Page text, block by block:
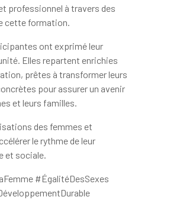
professionnel à travers des
cette formation.
ont exprimé leur
Elles repartent enrichies
prêtes à transformer leurs
pour assurer un avenir
et leurs familles.
des femmes et
le rythme de leur
et sociale.
#ÉgalitéDesSexes